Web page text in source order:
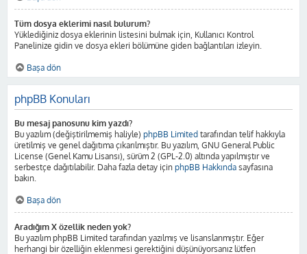
Tüm dosya eklerimi nasıl bulurum?
Yüklediğiniz dosya eklerinin listesini bulmak için, Kullanıcı Kontrol
Panelinize gidin ve dosya ekleri bölümüne giden bağlantıları izleyin.
Başa dön
phpBB Konuları
Bu mesaj panosunu kim yazdı?
Bu yazılım (değiştirilmemiş haliyle) phpBB Limited tarafından telif hakkıyla
üretilmiş ve genel dağıtıma çıkarılmıştır. Bu yazılım, GNU General Public
License (Genel Kamu Lisansı), sürüm 2 (GPL-2.0) altında yapılmıştır ve
serbestçe dağıtılabilir. Daha fazla detay için phpBB Hakkında sayfasına
bakın.
Başa dön
Aradığım X özellik neden yok?
Bu yazılım phpBB Limited tarafından yazılmış ve lisanslanmıştır. Eğer
herhangi bir özelliğin eklenmesi gerektiğini düşünüyorsanız lütfen